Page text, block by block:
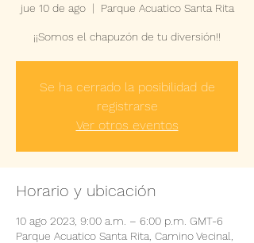
jue 10 de ago
  |
Parque Acuatico Santa Rita
¡¡Somos el chapuzón de tu diversión!!
Se ha cerrado la posibilidad de
registrarse
Ver otros eventos
Horario y ubicación
10 ago 2023, 9:00 a.m. – 6:00 p.m. GMT-6
Parque Acuatico Santa Rita, Camino Vecinal,